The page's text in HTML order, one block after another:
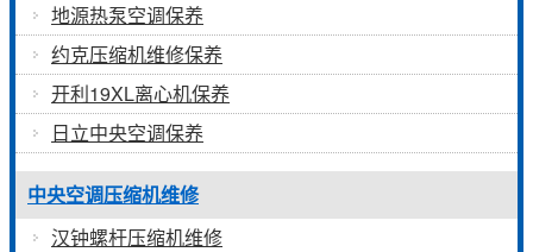
地源热泵空调保养
约克压缩机维修保养
开利19XL离心机保养
日立中央空调保养
中央空调压缩机维修
汉钟螺杆压缩机维修